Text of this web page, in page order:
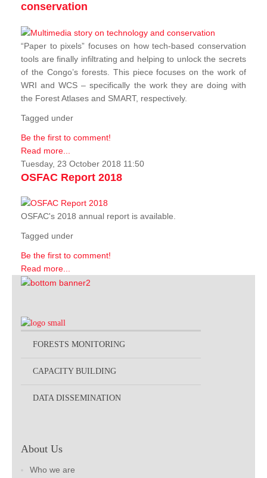
conservation
“Paper to pixels” focuses on how tech-based conservation
tools are finally infiltrating and helping to unlock the secrets
of the Congo’s forests. This piece focuses on the work of
WRI and WCS – specifically the work they are doing with
the Forest Atlases and SMART, respectively.
Tagged under
Be the first to comment!
Read more...
Tuesday, 23 October 2018 11:50
OSFAC Report 2018
OSFAC's 2018 annual report is available.
Tagged under
Be the first to comment!
Read more...
FORESTS MONITORING
CAPACITY BUILDING
DATA DISSEMINATION
About Us
Who we are